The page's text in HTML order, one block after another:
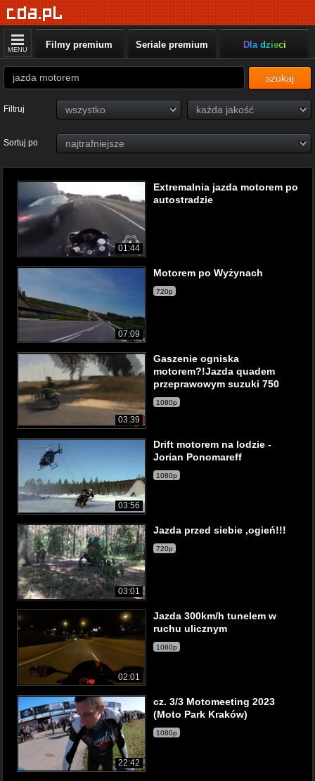
MENU Filmy premium Seriale premium Dla dzieci
szukaj
Filtruj
Sortuj po
01:44
Extremalnia jazda motorem po
autostradzie
07:09
Motorem po Wyżynach
720p
03:39
Gaszenie ogniska
motorem?!Jazda quadem
przeprawowym suzuki 750
1080p
03:56
Drift motorem na lodzie -
Jorian Ponomareff
1080p
03:01
Jazda przed siebie ,ogień!!!
720p
02:01
Jazda 300km/h tunelem w
ruchu ulicznym
1080p
22:42
cz. 3/3 Motomeeting 2023
(Moto Park Kraków)
1080p